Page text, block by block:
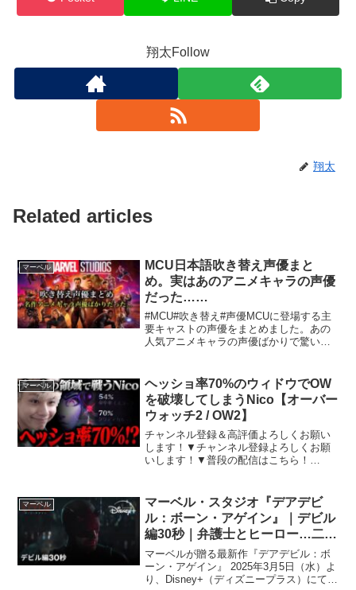
翔太Follow
翔太
Related articles
マーベル
MCU日本語吹き替え声優まと
め。実はあのアニメキャラの声優
だった……
#MCU#吹き替え#声優MCUに登場する主
要キャストの声優をまとめました。あの
人気アニメキャラの声優ばかりで驚いて
音楽工房さん効果音：効果音ラボさん
マーベル
ヘッショ率70%のウィドウでOW
を破壊してしまうNico【オーバー
ウォッチ2 / OW2】
チャンネル登録＆高評価よろしくお願い
します！▼チャンネル登録よろしくお願
いします！▼普段の配信はこちら！
#Overwatch2
マーベル
マーベル・スタジオ『デアデビ
ル：ボーン・アゲイン』｜デビル
編30秒｜弁護士とヒーロー…二つ
の顔を持つデアデビル（命知ら
ず）が剥き出しの暴力と力で、悪
を叩きのめす！｜Disney+ (ディ
マーベルが贈る最新作『デアデビル：ボ
ーン・アゲイン』 2025年3月5日（水）よ
り、Disney+（ディズニープラス）にて独